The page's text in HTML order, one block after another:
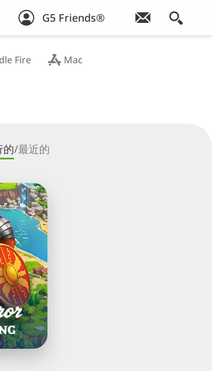
G5 Friends®
Fire Mac
的/最近的